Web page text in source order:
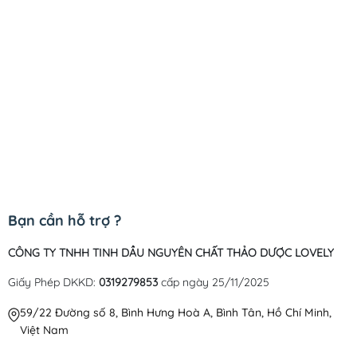
Bạn cần hỗ trợ ?
CÔNG TY TNHH TINH DẦU NGUYÊN CHẤT THẢO DƯỢC LOVELY
Giấy Phép DKKD: 0319279853 cấp ngày 25/11/2025
59/22 Đường số 8, Bình Hưng Hoà A, Bình Tân, Hồ Chí Minh,
Việt Nam